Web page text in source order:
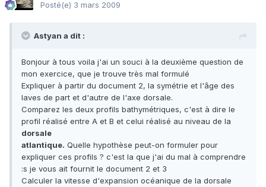
Posté(e) 3 mars 2009
Astyan a dit :
Bonjour à tous voila j'ai un souci à la deuxième question de
mon exercice, que je trouve très mal formulé
Expliquer à partir du document 2, la symétrie et l'âge des
laves de part et d'autre de l'axe dorsale.
Comparez les deux profils bathymétriques, c'est à dire le
profil réalisé entre A et B et celui réalisé au niveau de la
dorsale
atlantique. Quelle hypothèse peut-on formuler pour
expliquer ces profils ? c'est la que j'ai du mal à comprendre
:s je vous ait fournit le document 2 et 3
Calculer la vitesse d'expansion océanique de la dorsale